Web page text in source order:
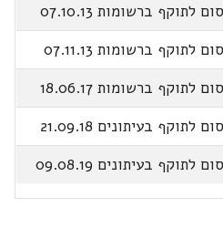
לתוקף ברשומות 07.10.13
לתוקף ברשומות 07.11.13
לתוקף ברשומות 18.06.17
לתוקף בעיתונים 21.09.18
לתוקף בעיתונים 09.08.19